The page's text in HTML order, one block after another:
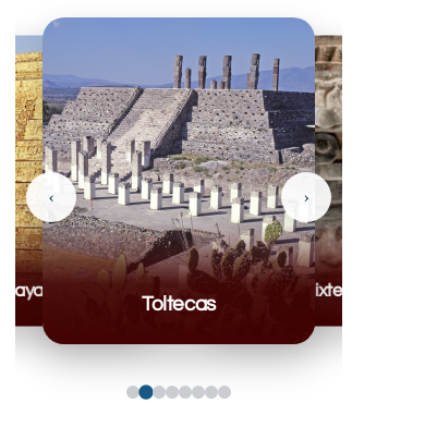
Mayas
Toltecas
Mixteca
‹ ›